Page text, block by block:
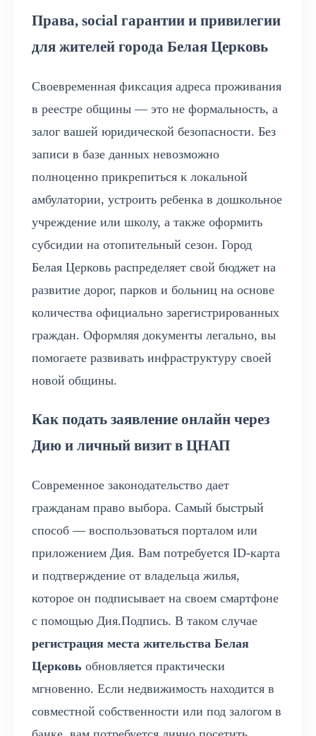
Права, social гарантии и привилегии
для жителей города Белая Церковь
Своевременная фиксация адреса проживания
в реестре общины — это не формальность, а
залог вашей юридической безопасности. Без
записи в базе данных невозможно
полноценно прикрепиться к локальной
амбулатории, устроить ребенка в дошкольное
учреждение или школу, а также оформить
субсидии на отопительный сезон. Город
Белая Церковь распределяет свой бюджет на
развитие дорог, парков и больниц на основе
количества официально зарегистрированных
граждан. Оформляя документы легально, вы
помогаете развивать инфраструктуру своей
новой общины.
Как подать заявление онлайн через
Дию и личный визит в ЦНАП
Современное законодательство дает
гражданам право выбора. Самый быстрый
способ — воспользоваться порталом или
приложением Дия. Вам потребуется ID-карта
и подтверждение от владельца жилья,
которое он подписывает на своем смартфоне
с помощью Дия.Подпись. В таком случае
регистрация места жительства Белая
Церковь обновляется практически
мгновенно. Если недвижимость находится в
совместной собственности или под залогом в